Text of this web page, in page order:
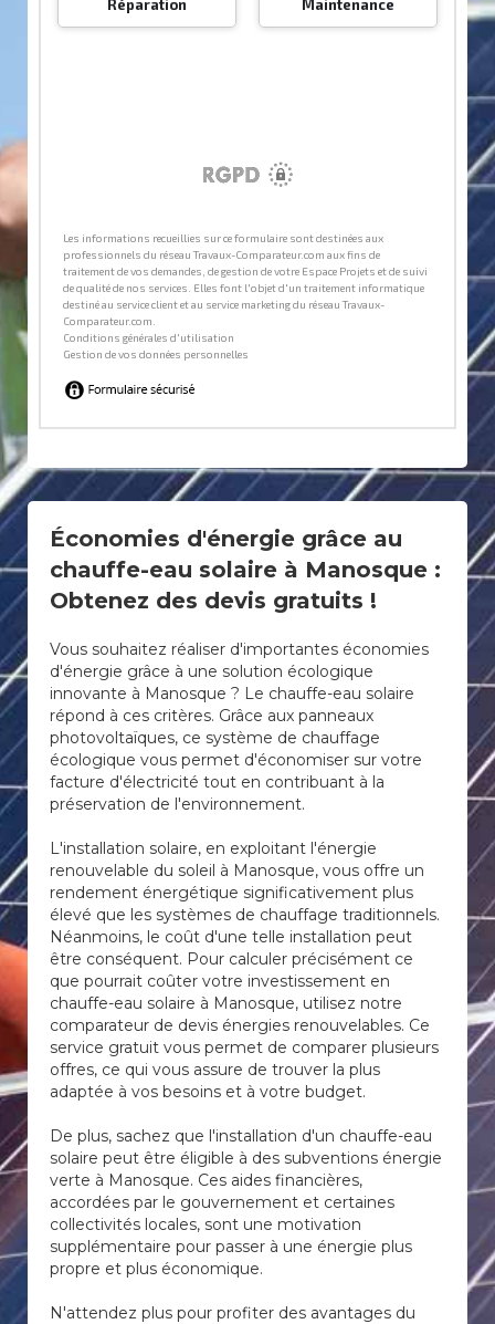
Économies d'énergie grâce au
chauffe-eau solaire à Manosque :
Obtenez des devis gratuits !
Vous souhaitez réaliser d'importantes économies
d'énergie grâce à une solution écologique
innovante à Manosque ? Le chauffe-eau solaire
répond à ces critères. Grâce aux panneaux
photovoltaïques, ce système de chauffage
écologique vous permet d'économiser sur votre
facture d'électricité tout en contribuant à la
préservation de l'environnement.
L'installation solaire, en exploitant l'énergie
renouvelable du soleil à Manosque, vous offre un
rendement énergétique significativement plus
élevé que les systèmes de chauffage traditionnels.
Néanmoins, le coût d'une telle installation peut
être conséquent. Pour calculer précisément ce
que pourrait coûter votre investissement en
chauffe-eau solaire à Manosque, utilisez notre
comparateur de devis énergies renouvelables. Ce
service gratuit vous permet de comparer plusieurs
offres, ce qui vous assure de trouver la plus
adaptée à vos besoins et à votre budget.
De plus, sachez que l'installation d'un chauffe-eau
solaire peut être éligible à des subventions énergie
verte à Manosque. Ces aides financières,
accordées par le gouvernement et certaines
collectivités locales, sont une motivation
supplémentaire pour passer à une énergie plus
propre et plus économique.
N'attendez plus pour profiter des avantages du